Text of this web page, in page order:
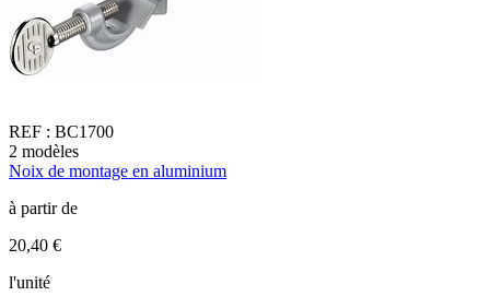
REF : BC1700
2 modèles
Noix de montage en aluminium
à partir de
20,40 €
l'unité